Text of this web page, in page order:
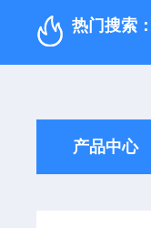
热门搜索：
产品中心